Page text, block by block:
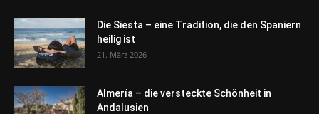
Die Siesta – eine Tradition, die den Spaniern
heilig ist
21. März 2026
Almería – die versteckte Schönheit in
Andalusien